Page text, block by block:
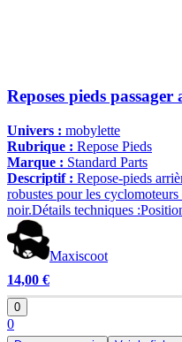
Reposes pieds
Univers : mobylette
Rubrique : Repose Pieds
Marque : Standard Parts
Descriptif : Repose-pieds
robustes pour les
noir.Détails techniques
Maxiscoot
14,00 €
0
0